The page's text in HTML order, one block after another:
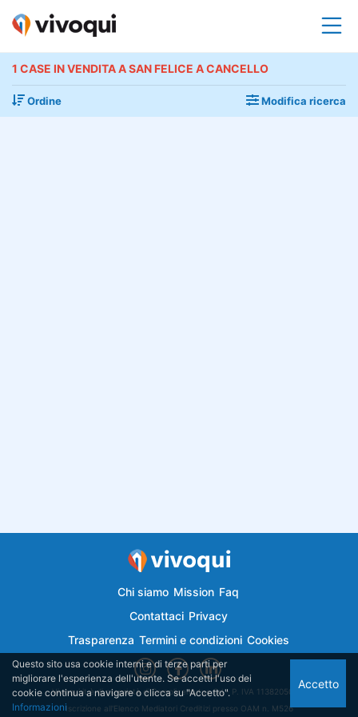
1 CASE IN VENDITA A SAN FELICE A CANCELLO
Ordine Modifica ricerca
Chi siamo Mission Faq
Contattaci Privacy
Trasparenza Termini e condizioni Cookies
Vivoqui.it è di proprietà di Semplicemutuo Srl - P. IVA 11382050018
Iscrizione all'Elenco Mediatori Creditizi presso OAM n. M526
Questo sito usa cookie interni e di terze parti per
migliorare l'esperienza dell'utente. Se accetti l'uso dei
cookie continua a navigare o clicca su "Accetto".
Informazioni
Accetto